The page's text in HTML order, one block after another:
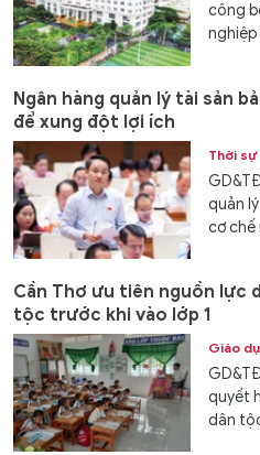
công
nghiệp
Ngân hàng quản lý tài sản
để xung đột lợi ích
Thời sự
quản
cơ chế
Cần Thơ ưu tiên nguồn lực
tộc trước khi vào lớp 1
Giáo
quyết
dân